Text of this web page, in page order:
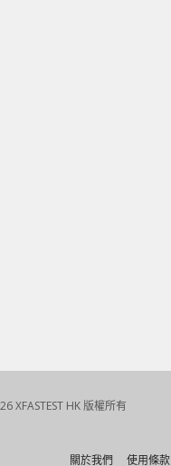
XFASTEST HK 版權所有
關於我們 使用條款